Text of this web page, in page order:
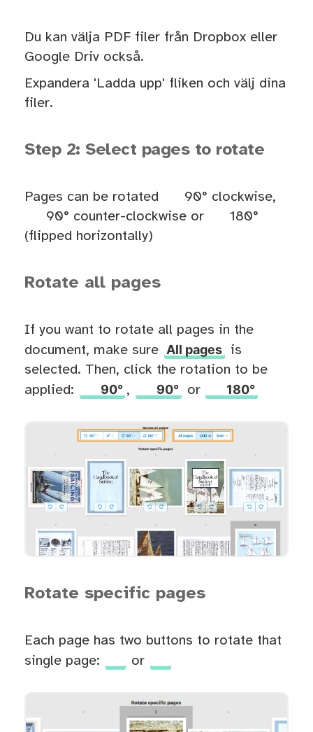
Du kan välja PDF filer från Dropbox eller
Google Driv också.
Expandera 'Ladda upp' fliken och välj dina
filer.
Step 2: Select pages to rotate
Pages can be rotated
90° clockwise,
90° counter-clockwise or
180°
(flipped horizontally)
Rotate all pages
If you want to rotate all pages in the
document, make sure All pages
is
selected. Then, click the rotation to be
applied:
90° , 90° or 180°
Rotate specific pages
Each page has two buttons to rotate that
single page:
or